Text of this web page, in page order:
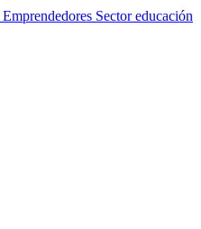
Emprendedores Sector educación